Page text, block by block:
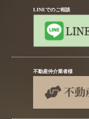
LINEでのご相談
不動産仲介業者様